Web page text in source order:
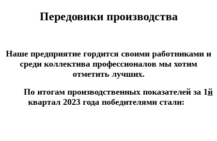
Передовики производства
Наше предприятие гордится своими работниками и
среди коллектива профессионалов мы хотим
отметить лучших.
По итогам производственных показателей за 1й
квартал 2023 года победителями стали: